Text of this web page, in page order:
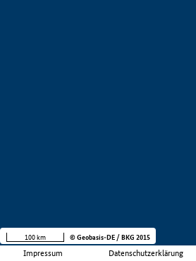
Impressum Datenschutzerklärung
100 km © Geobasis-DE / BKG 2015